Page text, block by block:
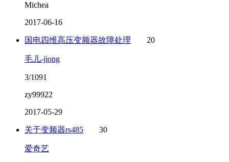
Michea
2017-06-16
国电四维高压变频器故障处理 20
毛儿-jiong
3/1091
zy99922
2017-05-29
关于变频器rs485 30
爱奇艺